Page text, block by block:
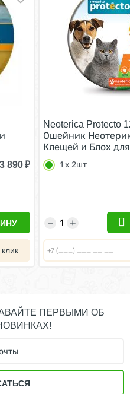
3 890₽
клик
Neoterica Protecto
Ошейник
Клещей и Блох
собак Мелких
2шт 1 х 2шт
+
−
ПЕРВЫМИ ОБ